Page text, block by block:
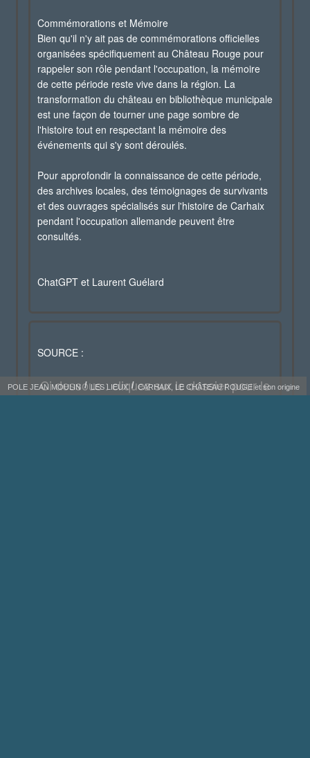
Commémorations et Mémoire
Bien qu'il n'y ait pas de commémorations officielles
organisées spécifiquement au Château Rouge pour
rappeler son rôle pendant l'occupation, la mémoire
de cette période reste vive dans la région. La
transformation du château en bibliothèque municipale
est une façon de tourner une page sombre de
l'histoire tout en respectant la mémoire des
événements qui s'y sont déroulés.
Pour approfondir la connaissance de cette période,
des archives locales, des témoignages de survivants
et des ouvrages spécialisés sur l'histoire de Carhaix
pendant l'occupation allemande peuvent être
consultés.
ChatGPT et Laurent Guélard
SOURCE :
Ci dessous : cliquez sur le dossier pour le
POLE JEAN MOULIN LES LIEUX CARHAIX, LE CHÂTEAU ROUGE et son origine